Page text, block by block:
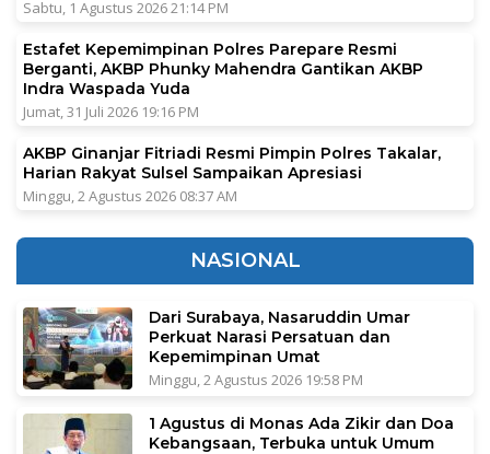
Sabtu, 1 Agustus 2026 21:14 PM
Estafet Kepemimpinan Polres Parepare Resmi
Berganti, AKBP Phunky Mahendra Gantikan AKBP
Indra Waspada Yuda
Jumat, 31 Juli 2026 19:16 PM
AKBP Ginanjar Fitriadi Resmi Pimpin Polres Takalar,
Harian Rakyat Sulsel Sampaikan Apresiasi
Minggu, 2 Agustus 2026 08:37 AM
NASIONAL
Dari Surabaya, Nasaruddin Umar
Perkuat Narasi Persatuan dan
Kepemimpinan Umat
Minggu, 2 Agustus 2026 19:58 PM
1 Agustus di Monas Ada Zikir dan Doa
Kebangsaan, Terbuka untuk Umum